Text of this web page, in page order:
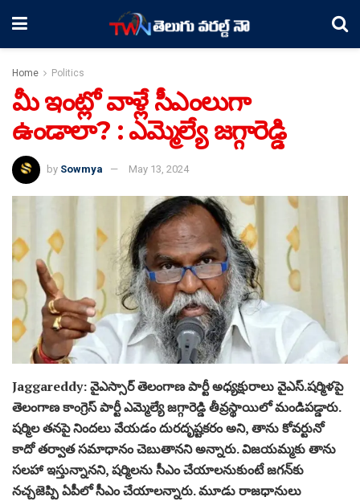
Home Politics
మీ ఇంట్లో వాళ్లే సీఎంలుగా
ఉండాలా? : ఎమ్మెల్యే జగ్గారెడ్డి
by Sowmya May 13, 2024
Jaggareddy: వైఎస్సార్ తెలంగాణ పార్టీ అధ్యక్షురాలు వైఎస్.షర్మిళపై
తెలంగాణ కాంగ్రెస్ పార్టీ ఎమ్మెల్యే జగ్గారెడ్డి తీవ్రస్థాయిలో మండిపడ్డారు.
షర్మిల తనపై నిందలు వేయడం దురదృష్టకరం అని, తాను కోవర్టునో
కాదో తర్వాత సమాధానం చెబుతానని అన్నారు. విజయమ్మకు తాను
సలహా ఇస్తున్నానని, షర్మిలను సీఎం చేయాలనుకుంటే జగన్‍కు
నచ్చజెప్పి ఏపీలో సీఎం చేయాలన్నారు. మూడు రాజధానులు